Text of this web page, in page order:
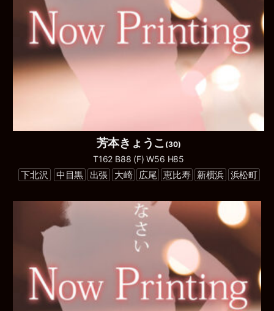
芳本きょうこ (30)
T162 B88 (F) W56 H85
下北沢 中目黒 出張 大崎 広尾 恵比寿 新横浜 浜松町